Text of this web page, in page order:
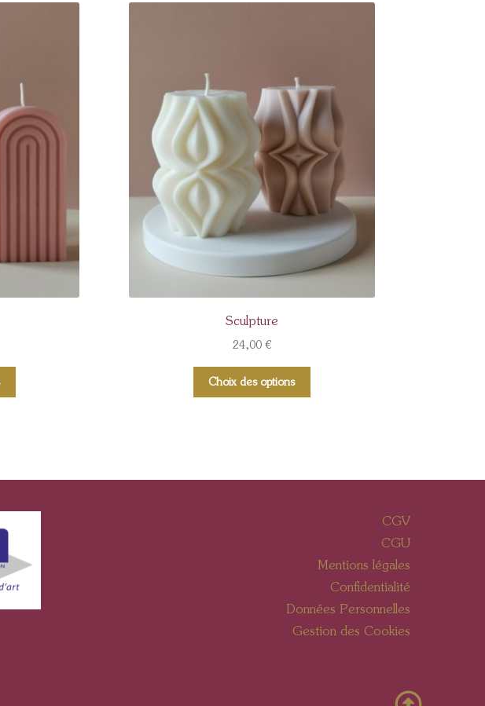
Sculpture
24,00 €
Choix des options
CGV
CGU
Mentions légales
Confidentialité
Données Personnelles
Gestion des Cookies